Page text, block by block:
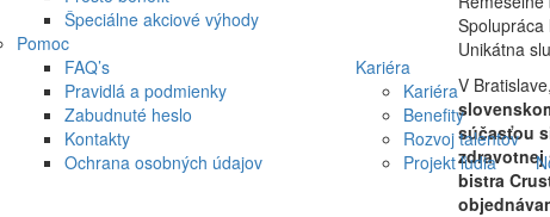
Špeciálne akciové výhody
Pomoc
FAQ’s
Pravidlá a podmienky
Zabudnuté heslo
Kontakty
Ochrana osobných údajov
Kariéra
Kariéra
Benefity
Rozvoj talentov
Projekt ľudia
Unikátna
V
súčasťou
zdravotnej
bistra